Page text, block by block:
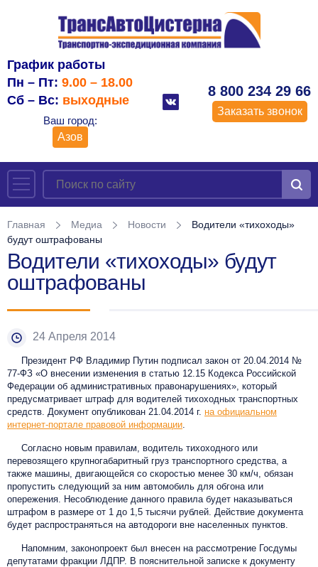
График работы
Пн – Пт: 9.00 – 18.00
Сб – Вс: выходные
Ваш город:
Азов
8 800 234 29 66
Заказать звонок
Главная Медиа Новости
Водители «тихоходы»
будут оштрафованы
Водители «тихоходы» будут
оштрафованы
24 Апреля 2014
Президент РФ Владимир Путин подписал закон от 20.04.2014 №
77-ФЗ «О внесении изменения в статью 12.15 Кодекса Российской
Федерации об административных правонарушениях», который
предусматривает штраф для водителей тихоходных транспортных
средств. Документ опубликован 21.04.2014 г. на официальном
интернет-портале правовой информации
Согласно новым правилам, водитель тихоходного или
перевозящего крупногабаритный груз транспортного средства, а
также машины, двигающейся со скоростью менее 30 км/ч, обязан
пропустить следующий за ним автомобиль для обгона или
опережения. Несоблюдение данного правила будет наказываться
штрафом в размере от 1 до 1,5 тысячи рублей. Действие документа
будет распространяться на автодороги вне населенных пунктов.
Напомним, законопроект был внесен на рассмотрение Госдумы
депутатами фракции ЛДПР. В пояснительной записке к документу